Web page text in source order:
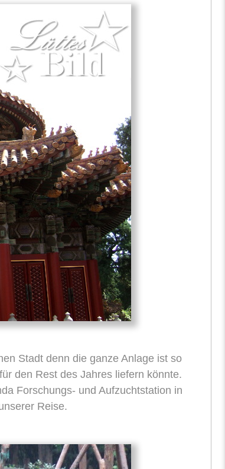
Stadt denn die ganze Anlage ist so
den Rest des Jahres liefern könnte.
Forschungs- und Aufzuchtstation in
Reise.